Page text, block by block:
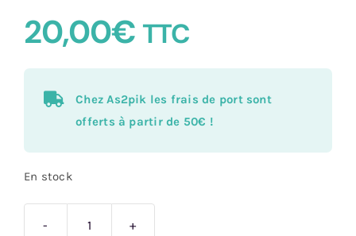
20,00€ TTC
Chez As2pik les frais de port sont
offerts à partir de 50€ !
En stock